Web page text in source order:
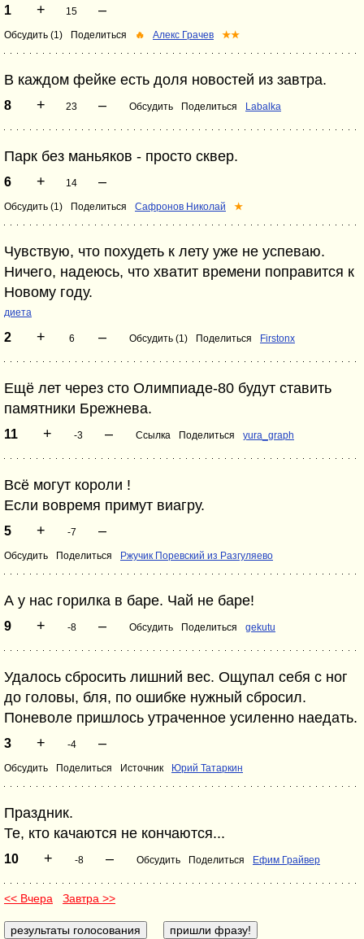
1 + 15 –
Обсудить (1) Поделиться 🔥 Алекс Грачев ★★
В каждом фейке есть доля новостей из завтра.
8 + 23 – Обсудить Поделиться Labalka
Парк без маньяков - просто сквер.
6 + 14 –
Обсудить (1) Поделиться Сафронов Николай ★
Чувствую, что похудеть к лету уже не успеваю.
Ничего, надеюсь, что хватит времени поправится к
Новому году.
диета
2 + 6 – Обсудить (1) Поделиться Firstonx
Ещё лет через сто Олимпиаде-80 будут ставить
памятники Брежнева.
11 + -3 – Ссылка Поделиться yura_graph
Всё могут короли !
Если вовремя примут виагру.
5 + -7 –
Обсудить Поделиться Ржучик Поревский из Разгуляево
А у нас горилка в баре. Чай не баре!
9 + -8 – Обсудить Поделиться gekutu
Удалось сбросить лишний вес. Ощупал себя с ног
до головы, бля, по ошибке нужный сбросил.
Поневоле пришлось утраченное усиленно наедать.
3 + -4 –
Обсудить Поделиться Источник Юрий Татаркин
Праздник.
Те, кто качаются не кончаются...
10 + -8 – Обсудить Поделиться Ефим Грайвер
<< Вчера Завтра >>